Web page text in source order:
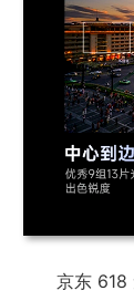
京东 618